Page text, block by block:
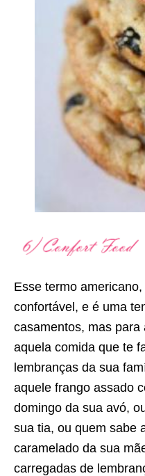
Esse termo
confortável, e é uma
casamentos, mas
aquela comida que te
lembranças da sua
aquele frango assado
domingo da sua avó,
sua tia, ou quem sabe
caramelado da sua
carregadas de